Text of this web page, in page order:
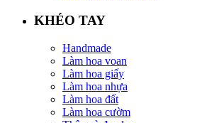
KHÉO TAY
Handmade
Làm hoa voan
Làm hoa giấy
Làm hoa nhựa
Làm hoa đất
Làm hoa cườm